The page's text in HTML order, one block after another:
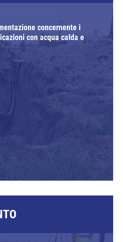
concernente i
con acqua calda e